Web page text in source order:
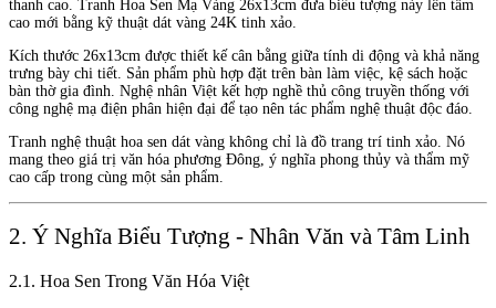
thanh cao. Tranh Hoa Sen Mạ Vàng 26x13cm đưa biểu tượng này lên tầm
cao mới bằng kỹ thuật dát vàng 24K tinh xảo.
Kích thước 26x13cm được thiết kế cân bằng giữa tính di động và khả năng
trưng bày chi tiết. Sản phẩm phù hợp đặt trên bàn làm việc, kệ sách hoặc
bàn thờ gia đình. Nghệ nhân Việt kết hợp nghề thủ công truyền thống với
công nghệ mạ điện phân hiện đại để tạo nên tác phẩm nghệ thuật độc đáo.
Tranh nghệ thuật hoa sen dát vàng không chỉ là đồ trang trí tinh xảo. Nó
mang theo giá trị văn hóa phương Đông, ý nghĩa phong thủy và thẩm mỹ
cao cấp trong cùng một sản phẩm.
2. Ý Nghĩa Biểu Tượng - Nhân Văn và Tâm Linh
2.1. Hoa Sen Trong Văn Hóa Việt